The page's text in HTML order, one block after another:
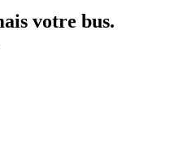
votre bus.